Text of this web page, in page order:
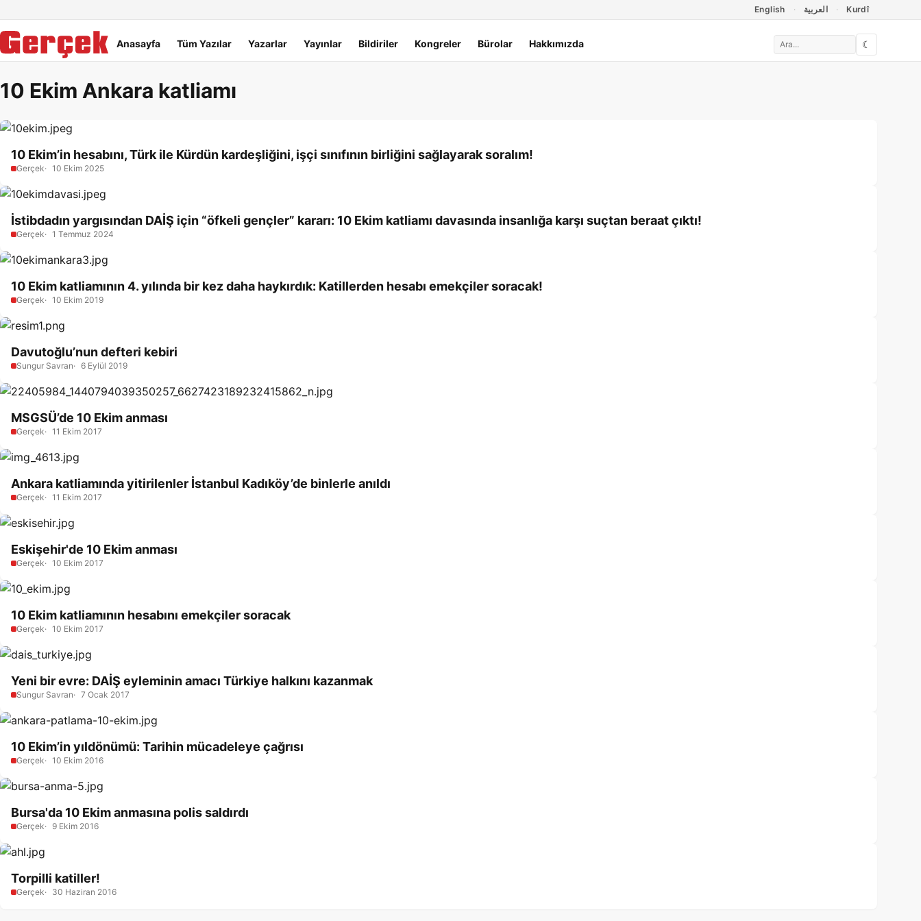
English العربية Kurdî
Ana menü
Anasayfa Tüm Yazılar Yazarlar Yayınlar Bildiriler Kongreler Bürolar Hakkımızda ☾
10 Ekim Ankara katliamı
10 Ekim’in hesabını, Türk ile Kürdün kardeşliğini, işçi sınıfının birliğini sağlayarak soralım!
Gerçek 10 Ekim 2025
İstibdadın yargısından DAİŞ için “öfkeli gençler” kararı: 10 Ekim katliamı davasında insanlığa karşı suçtan beraat çıktı!
Gerçek 1 Temmuz 2024
10 Ekim katliamının 4. yılında bir kez daha haykırdık: Katillerden hesabı emekçiler soracak!
Gerçek 10 Ekim 2019
Davutoğlu’nun defteri kebiri
Sungur Savran 6 Eylül 2019
MSGSÜ’de 10 Ekim anması
Gerçek 11 Ekim 2017
Ankara katliamında yitirilenler İstanbul Kadıköy’de binlerle anıldı
Gerçek 11 Ekim 2017
Eskişehir'de 10 Ekim anması
Gerçek 10 Ekim 2017
10 Ekim katliamının hesabını emekçiler soracak
Gerçek 10 Ekim 2017
Yeni bir evre: DAİŞ eyleminin amacı Türkiye halkını kazanmak
Sungur Savran 7 Ocak 2017
10 Ekim’in yıldönümü: Tarihin mücadeleye çağrısı
Gerçek 10 Ekim 2016
Bursa'da 10 Ekim anmasına polis saldırdı
Gerçek 9 Ekim 2016
Torpilli katiller!
Gerçek 30 Haziran 2016